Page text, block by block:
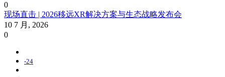
0
现场直击 | 2026移远XR解决方案与生态战略发布会
10 7 月, 2026
0
-24